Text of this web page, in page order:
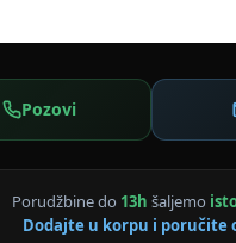
Pozovi
Porudžbine do 13h šaljemo
Dodajte u korpu i poručite